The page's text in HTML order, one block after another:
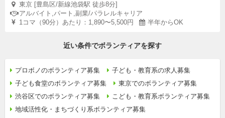
東京 [豊島区/新線池袋駅 徒歩8分]
アルバイト,パート,副業/パラレルキャリア
1コマ（90分）あたり：1,890〜5,500円
半年からOK
近い条件でボランティアを探す
プロボノのボランティア募集
子ども・教育系の求人募集
子ども食堂のボランティア募集
東京でのボランティア募集
渋谷区でのボランティア募集
こども・教育系ボランティア募集
地域活性化・まちづくり系ボランティア募集